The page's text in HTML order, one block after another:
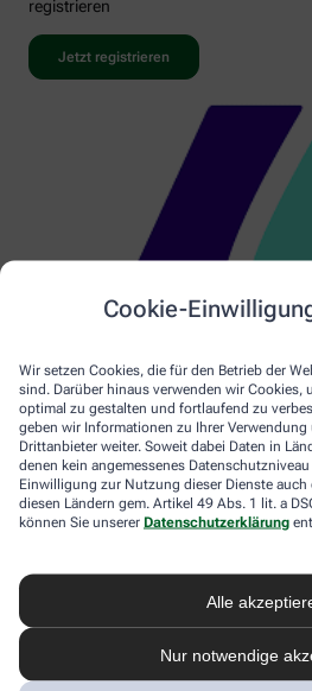
Cookie-
Wir setzen Cookies, die für den Betrieb der
sind. Darüber hinaus verwenden wir Cookies,
optimal zu gestalten und fortlaufend zu
geben wir Informationen zu Ihrer Verwendung
Drittanbieter weiter. Soweit dabei Daten in
denen kein angemessenes
Einwilligung zur Nutzung dieser Dienste auch
diesen Ländern gem. Artikel 49 Abs. 1 lit. a
können Sie unserer Datenschutzerklärung
Alle
Nur notwendige
registrieren
Jetzt registrieren
Monitoring Systems – Advocacy for a New
Pleus S et al. J Diabetes Sci Technol
10.1177/19322968221141926.